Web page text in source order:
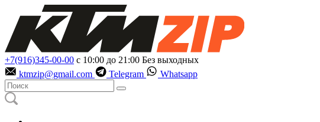
+7(916)345-00-00 с 10:00 до 21:00 Без выходных
ktmzip@gmail.com
Telegram Whatsapp